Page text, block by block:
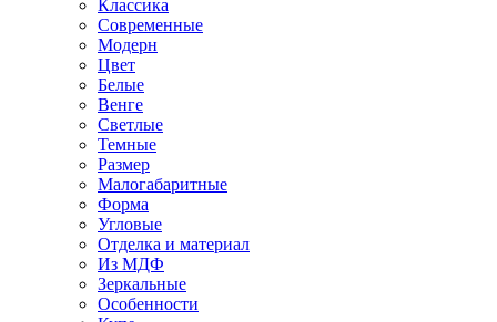
Классика
Современные
Модерн
Цвет
Белые
Венге
Светлые
Темные
Размер
Малогабаритные
Форма
Угловые
Отделка и материал
Из МДФ
Зеркальные
Особенности